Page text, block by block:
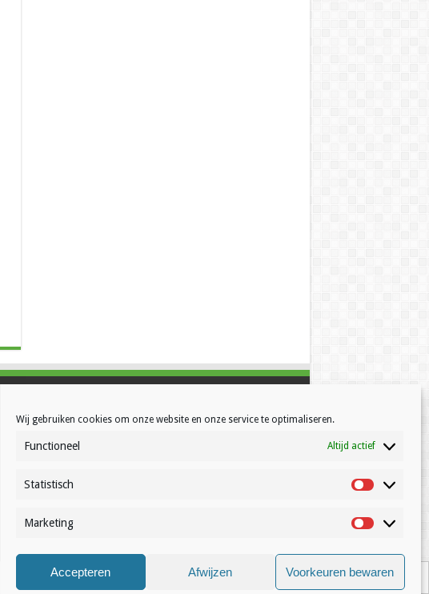
Wij gebruiken cookies om onze website en onze service te optimaliseren.
Functioneel Altijd actief
Statistisch Statistisch
Marketing Marketing
Accepteren Afwijzen Voorkeuren bewaren